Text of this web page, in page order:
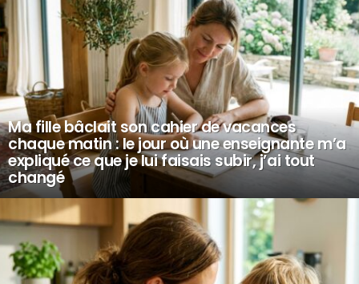
Ma fille bâclait son cahier de vacances
chaque matin : le jour où une enseignante m’a
expliqué ce que je lui faisais subir, j’ai tout
changé